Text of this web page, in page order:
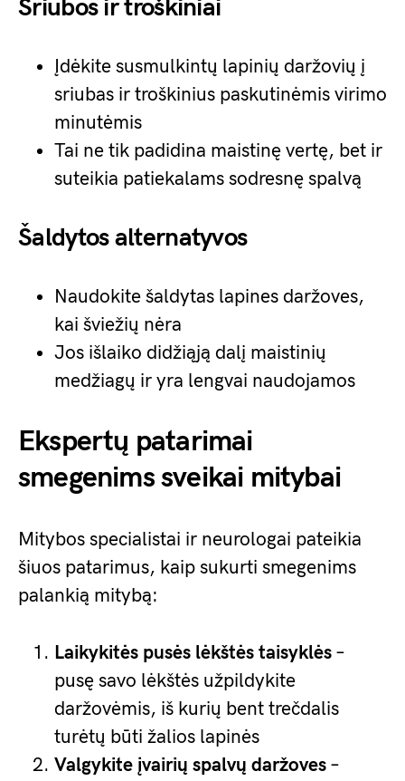
Sriubos ir troškiniai
Įdėkite susmulkintų lapinių daržovių į
sriubas ir troškinius paskutinėmis virimo
minutėmis
Tai ne tik padidina maistinę vertę, bet ir
suteikia patiekalams sodresnę spalvą
Šaldytos alternatyvos
Naudokite šaldytas lapines daržoves,
kai šviežių nėra
Jos išlaiko didžiąją dalį maistinių
medžiagų ir yra lengvai naudojamos
Ekspertų patarimai
smegenims sveikai mitybai
Mitybos specialistai ir neurologai pateikia
šiuos patarimus, kaip sukurti smegenims
palankią mitybą:
Laikykitės pusės lėkštės taisyklės –
pusę savo lėkštės užpildykite
daržovėmis, iš kurių bent trečdalis
turėtų būti žalios lapinės
Valgykite įvairių spalvų daržoves –